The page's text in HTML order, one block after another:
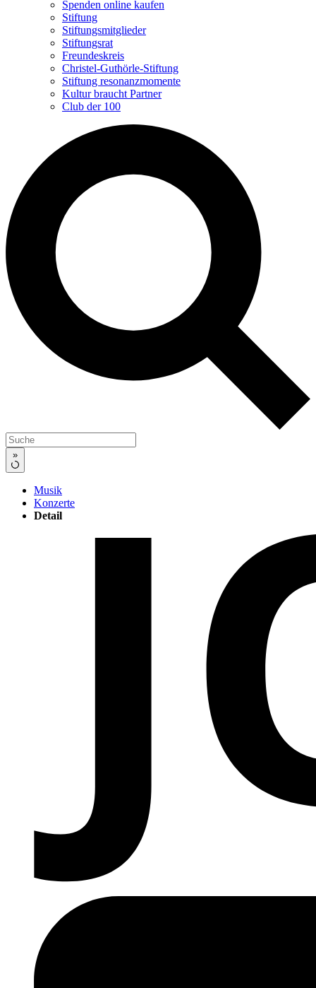
Spenden online kaufen
Stiftung
Stiftungsmitglieder
Stiftungsrat
Freundeskreis
Christel-Guthörle-Stiftung
Stiftung resonanzmomente
Kultur braucht Partner
Club der 100
»
Musik
Konzerte
Detail